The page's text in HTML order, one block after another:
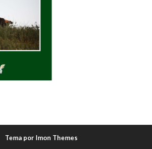
Tema por Imon Themes